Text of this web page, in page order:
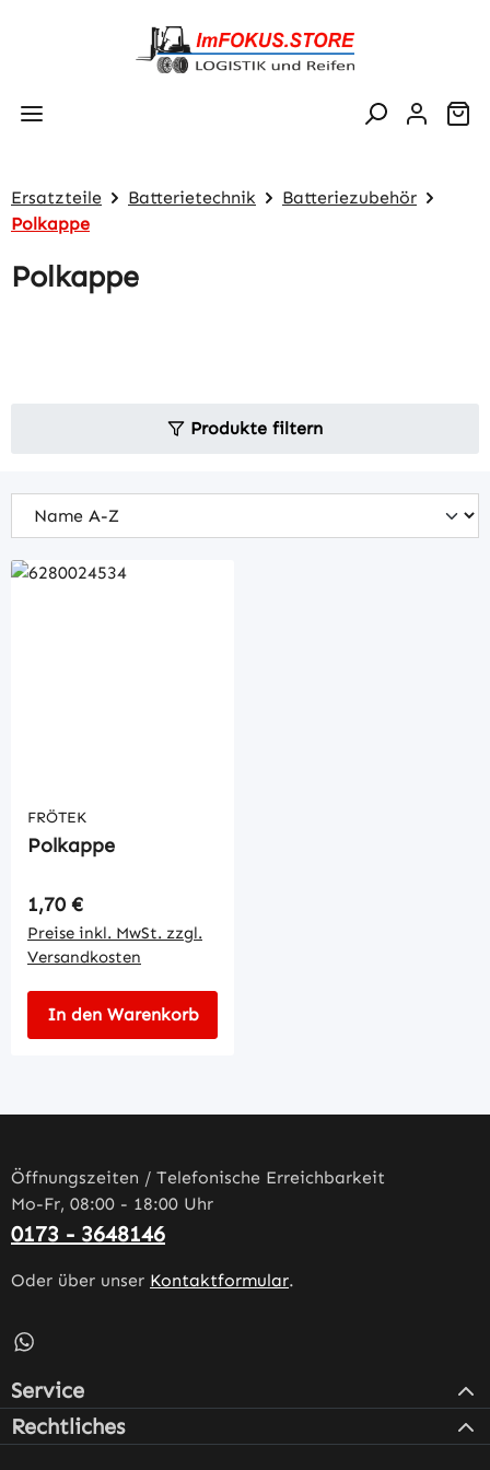
Zum Hauptinhalt springen
Ersatzteile Batterietechnik
Batteriezubehör
Polkappe
Polkappe
Produkte filtern
FRÖTEK
Polkappe
Regulärer Preis:
1,70 €
Preise inkl. MwSt. zzgl.
Versandkosten
In den Warenkorb
Öffnungszeiten / Telefonische Erreichbarkeit
Mo-Fr, 08:00 - 18:00 Uhr
0173 - 3648146
Oder über unser Kontaktformular.
Schreib uns auf WhatsApp – öffnet in neuem Tab
Service
Rechtliches